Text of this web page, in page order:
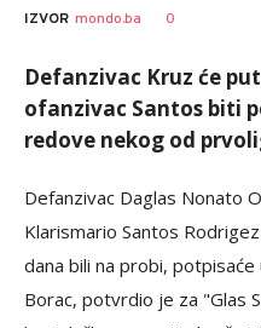
IZVOR mondo.ba 0
Defanzivac Kruz će
ofanzivac Santos biti
redove nekog od
Defanzivac Daglas Nonato
Klarismario Santos
dana bili na probi,
Borac, potvrdio je za "Glas